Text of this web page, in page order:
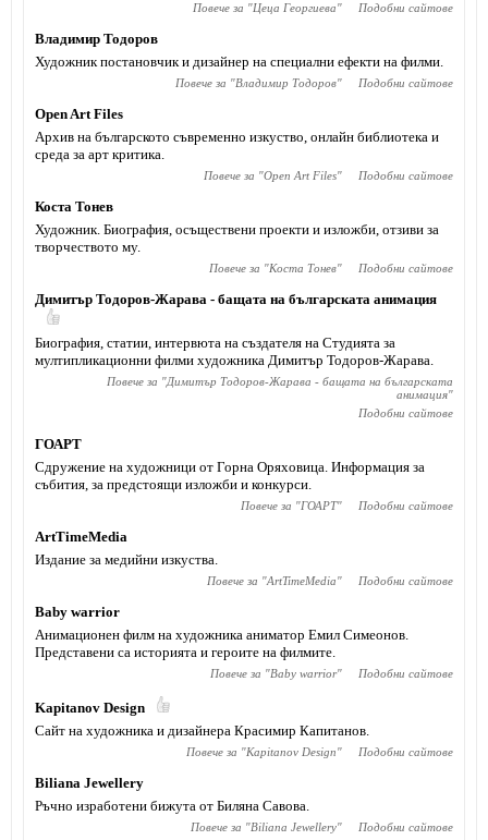
Повече за "Цеца Георгиева" Подобни сайтове
Владимир Тодоров
Художник постановчик и дизайнер на специални ефекти на филми.
Повече за "Владимир Тодоров" Подобни сайтове
Open Art Files
Архив на българското съвременно изкуство, онлайн библиотека и
среда за арт критика.
Повече за "Open Art Files" Подобни сайтове
Коста Тонев
Художник. Биография, осъществени проекти и изложби, отзиви за
творчеството му.
Повече за "Коста Тонев" Подобни сайтове
Димитър Тодоров-Жарава - бащата на българската анимация
Биография, статии, интервюта на създателя на Студията за
мултипликационни филми художника Димитър Тодоров-Жарава.
Повече за "Димитър Тодоров-Жарава - бащата на българската
анимация"
Подобни сайтове
ГОАРТ
Сдружение на художници от Горна Оряховица. Информация за
събития, за предстоящи изложби и конкурси.
Повече за "ГОАРТ" Подобни сайтове
ArtTimeMedia
Издание за медийни изкуства.
Повече за "ArtTimeMedia" Подобни сайтове
Baby warrior
Анимационен филм на художника аниматор Емил Симеонов.
Представени са историята и героите на филмите.
Повече за "Baby warrior" Подобни сайтове
Kapitanov Design
Сайт на художника и дизайнера Красимир Капитанов.
Повече за "Kapitanov Design" Подобни сайтове
Biliana Jewellery
Ръчно изработени бижута от Биляна Савова.
Повече за "Biliana Jewellery" Подобни сайтове